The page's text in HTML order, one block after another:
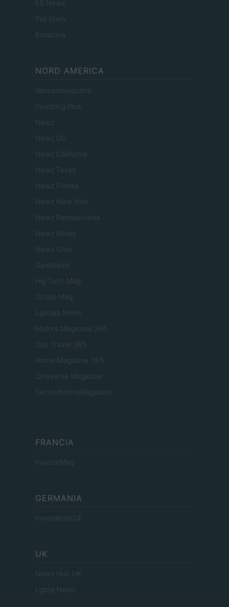
ES Newz
Pet Story
Encocina
NORD AMERICA
Womanmagazine
Investing Plus
Newz
Newz US
Newz California
Newz Texas
Newz Florida
Newz New York
Newz Pennsylvania
Newz Illinois
Newz Ohio
Gameland
Hig Tech Mag
Scoop Mag
Lgbtqia News
Motors Magazine 365
Day Travel 365
Home Magazine 365
Cineverse Magazine
SecondHomeMagazine
FRANCIA
InvestirMag
GERMANIA
Investieren24
UK
News Hub UK
Lgbtq News